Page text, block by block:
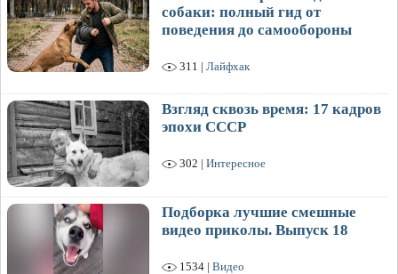
собаки: полный гид от
поведения до самообороны
311 | Лайфхак
Взгляд сквозь время: 17 кадров
эпохи СССР
302 | Интересное
Подборка лучшие смешные
видео приколы. Выпуск 18
1534 | Видео